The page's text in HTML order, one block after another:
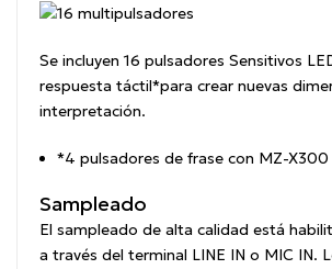
Se incluyen 16 pulsadores Sensitivos
respuesta táctil*para crear nuevas
interpretación.
*4 pulsadores de frase con MZ-X300
Sampleado
El sampleado de alta calidad está
a través del terminal LINE IN o MIC IN.